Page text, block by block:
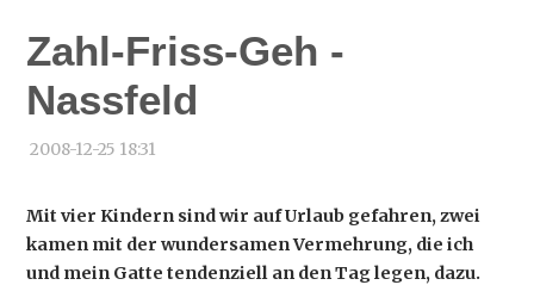
Zahl-Friss-Geh -
Nassfeld
2008-12-25 18:31
Mit vier Kindern sind wir auf Urlaub gefahren, zwei
kamen mit der wundersamen Vermehrung, die ich
und mein Gatte tendenziell an den Tag legen, dazu.